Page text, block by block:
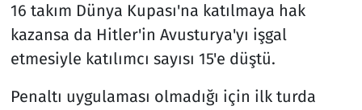
16 takım Dünya Kupası'na katılmaya hak
kazansa da Hitler'in Avusturya'yı işgal
etmesiyle katılımcı sayısı 15'e düştü.
Penaltı uygulaması olmadığı için ilk turda